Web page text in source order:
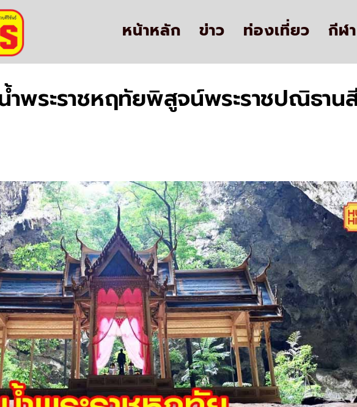
หน้าหลัก ข่าว ท่องเที่ยว กีฬา
ำพระราชหฤทัยพิสูจน์พระราชปณิธา